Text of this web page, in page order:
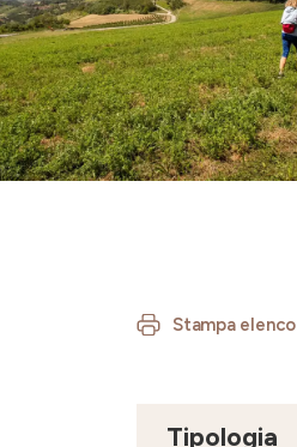
Stampa elenco
Tipologia